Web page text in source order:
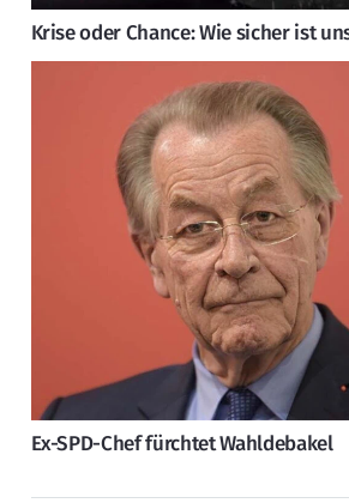
Krise oder Chance: Wie sicher ist
Ex-SPD-Chef fürchtet Wahldebakel